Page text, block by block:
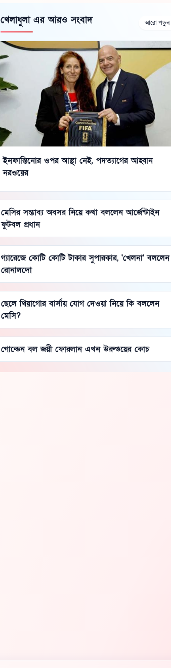
খেলাধুলা এর আরও সংবাদ আরো পড়ুন
ইনফান্তিনোর ওপর আস্থা নেই, পদত্যাগের আহ্বান
নরওয়ের
মেসির সম্ভাব্য অবসর নিয়ে কথা বললেন আর্জেন্টাইন
ফুটবল প্রধান
গ্যারেজে কোটি কোটি টাকার সুপারকার, 'খেলনা' বললেন
রোনালদো
ছেলে থিয়াগোর বার্সায় যোগ দেওয়া নিয়ে কি বললেন
মেসি?
গোল্ডেন বল জয়ী ফোরলান এখন উরুগুয়ের কোচ